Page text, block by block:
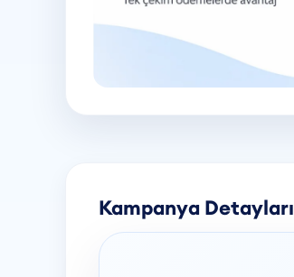
Kampanya Detayları